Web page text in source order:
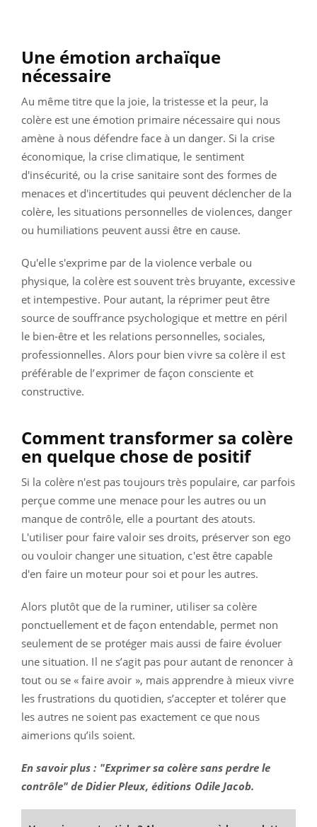
Une émotion archaïque
nécessaire
Au même titre que la joie, la tristesse et la peur, la
colère est une émotion primaire nécessaire qui nous
amène à nous défendre face à un danger. Si la crise
économique, la crise climatique, le sentiment
d'insécurité, ou la crise sanitaire sont des formes de
menaces et d'incertitudes qui peuvent déclencher de la
colère, les situations personnelles de violences, danger
ou humiliations peuvent aussi être en cause.
Qu'elle s'exprime par de la violence verbale ou
physique, la colère est souvent très bruyante, excessive
et intempestive. Pour autant, la réprimer peut être
source de souffrance psychologique et mettre en péril
le bien-être et les relations personnelles, sociales,
professionnelles. Alors pour bien vivre sa colère il est
préférable de l’exprimer de façon consciente et
constructive.
Comment transformer sa colère
en quelque chose de positif
Si la colère n'est pas toujours très populaire, car parfois
perçue comme une menace pour les autres ou un
manque de contrôle, elle a pourtant des atouts.
L'utiliser pour faire valoir ses droits, préserver son ego
ou vouloir changer une situation, c'est être capable
d'en faire un moteur pour soi et pour les autres.
Alors plutôt que de la ruminer, utiliser sa colère
ponctuellement et de façon entendable, permet non
seulement de se protéger mais aussi de faire évoluer
une situation. Il ne s’agit pas pour autant de renoncer à
tout ou se « faire avoir », mais apprendre à mieux vivre
les frustrations du quotidien, s’accepter et tolérer que
les autres ne soient pas exactement ce que nous
aimerions qu’ils soient.
En savoir plus : "Exprimer sa colère sans perdre le
contrôle" de Didier Pleux, éditions Odile Jacob.